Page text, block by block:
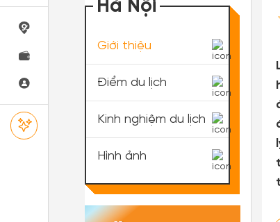
Hà Nội
Giới thiệu
Điểm du lịch
Kinh nghiệm du lịch
Hình ảnh